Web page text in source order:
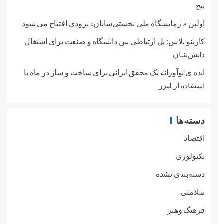
پیج
اولین «آزمایشگاه ملی نخستی‌سانان» بزودی افتتاح می شود
کارینو پلاس: پل ارتباطی بین دانشگاه و صنعت برای اشتغال
دانش‌بنیان
ایده ی نوآورانه یک محقق ایرانی برای ساخت و ساز در ماه با
استفاده از لیزر
دسته‌ها
اقتصاد
تکنولوژی
دسته‌بندی نشده
سلامتی
فرهنگ وهنر